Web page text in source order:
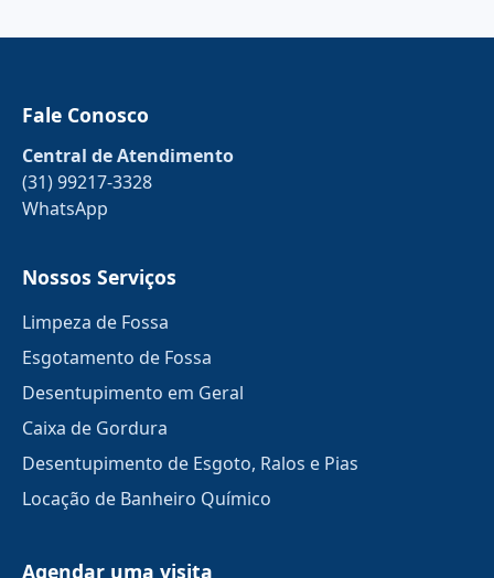
Fale Conosco
Central de Atendimento
(31) 99217-3328
WhatsApp
Nossos Serviços
Limpeza de Fossa
Esgotamento de Fossa
Desentupimento em Geral
Caixa de Gordura
Desentupimento de Esgoto, Ralos e Pias
Locação de Banheiro Químico
Agendar uma visita